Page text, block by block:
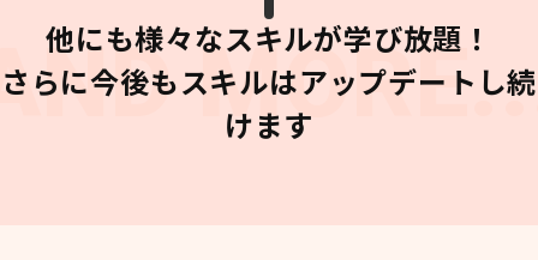
他にも様々なスキルが学び放題！
さらに今後もスキルはアップデートし続
けます